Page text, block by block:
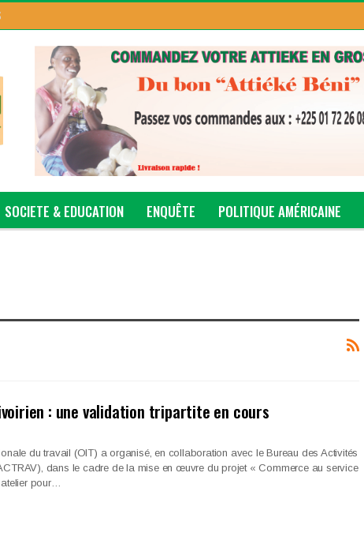
SOCIETE & EDUCATION ENQUÊTE POLITIQUE AMÉRICAINE
: une validation tripartite en cours
du travail (OIT) a organisé, en collaboration avec le Bureau des Activités
dans le cadre de la mise en œuvre du projet « Commerce au service
pour…